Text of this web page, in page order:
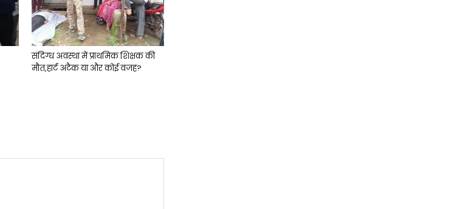
संदिग्ध अवस्था में प्राथमिक शिक्षक की
मौत,हार्ट अटैक या और कोई वजह?